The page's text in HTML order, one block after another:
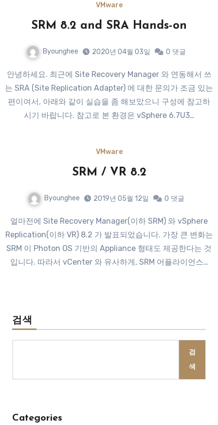
VMware
SRM 8.2 and SRA Hands-on
Byounghee 2020년 04월 03일 0 댓글
안녕하세요. 최근에 Site Recovery Manager 와 연동해서 쓰
는 SRA (Site Replication Adapter) 에 대한 문의가 조금 있는
편이여서, 아래와 같이 실습을 좀 해보았으니 구성에 참고하
시기 바랍니다. 참고로 본 환경은 vSphere 6.7U3…
VMware
SRM / VR 8.2
Byounghee 2019년 05월 12일 0 댓글
얼마전에 Site Recovery Manager(이하 SRM) 와 vSphere
Replication(이하 VR) 8.2 가 발표되었습니다. 가장 큰 변화는
SRM 이 Photon OS 기반의 Appliance 형태도 제공한다는 것
입니다. 따라서 vCenter 와 유사하게, SRM 어플라이언스…
검색
검
색
Categories